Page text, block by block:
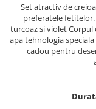
Auxiliare pictura in
Auxiliare pictura in
Grunduri
Mape si Tuburi port
Carnetele
Creioane Colorate
Creioane cerate
Creioane colorate
Puzzle 3D
Rame si suporti foto
Set atractiv de
preferatele
turcoaz si violet Corpul
apa tehnologia
cadou pentru